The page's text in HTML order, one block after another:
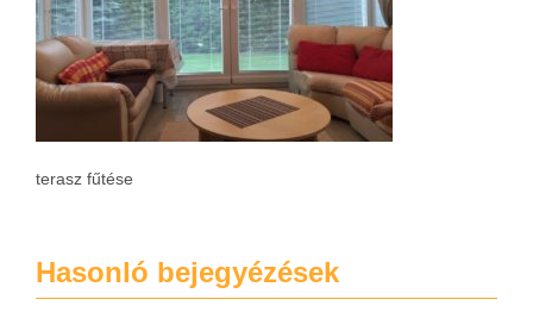
terasz fűtése
Hasonló bejegyézések